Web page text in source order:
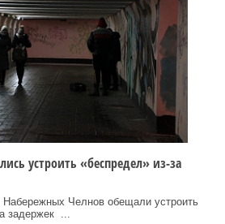
устроить «беспредел» из-за
Набережных Челнов обещали устроить
задержек ...